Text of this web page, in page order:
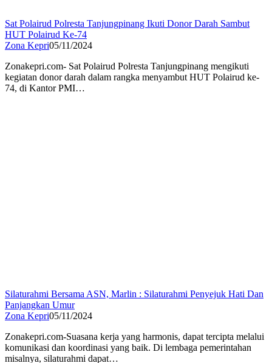
Sat Polairud Polresta Tanjungpinang Ikuti Donor Darah Sambut
HUT Polairud Ke-74
Zona Kepri05/11/2024
Zonakepri.com- Sat Polairud Polresta Tanjungpinang mengikuti
kegiatan donor darah dalam rangka menyambut HUT Polairud ke-
74, di Kantor PMI…
Silaturahmi Bersama ASN, Marlin : Silaturahmi Penyejuk Hati Dan
Panjangkan Umur
Zona Kepri05/11/2024
Zonakepri.com-Suasana kerja yang harmonis, dapat tercipta melalui
komunikasi dan koordinasi yang baik. Di lembaga pemerintahan
misalnya, silaturahmi dapat…